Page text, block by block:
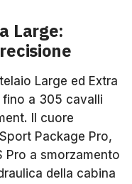
Large:
Large ed Extra
fino a 305 cavalli
Il cuore
Package Pro,
Pro a smorzamento
della cabina